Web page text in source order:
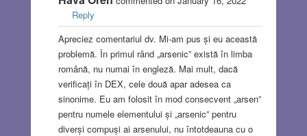
Reply
Apreciez comentariul dv. Mi-am pus și eu această
problemă. În primul rând „arsenic” există în limba
română, nu numai în engleză. Mai mult, dacă
verificați în DEX, cele două apar adesea ca
sinonime. Eu am folosit în mod consecvent „arsen”
pentru numele elementului și „arsenic” pentru
diverși compuși ai arsenului, nu întotdeauna cu o